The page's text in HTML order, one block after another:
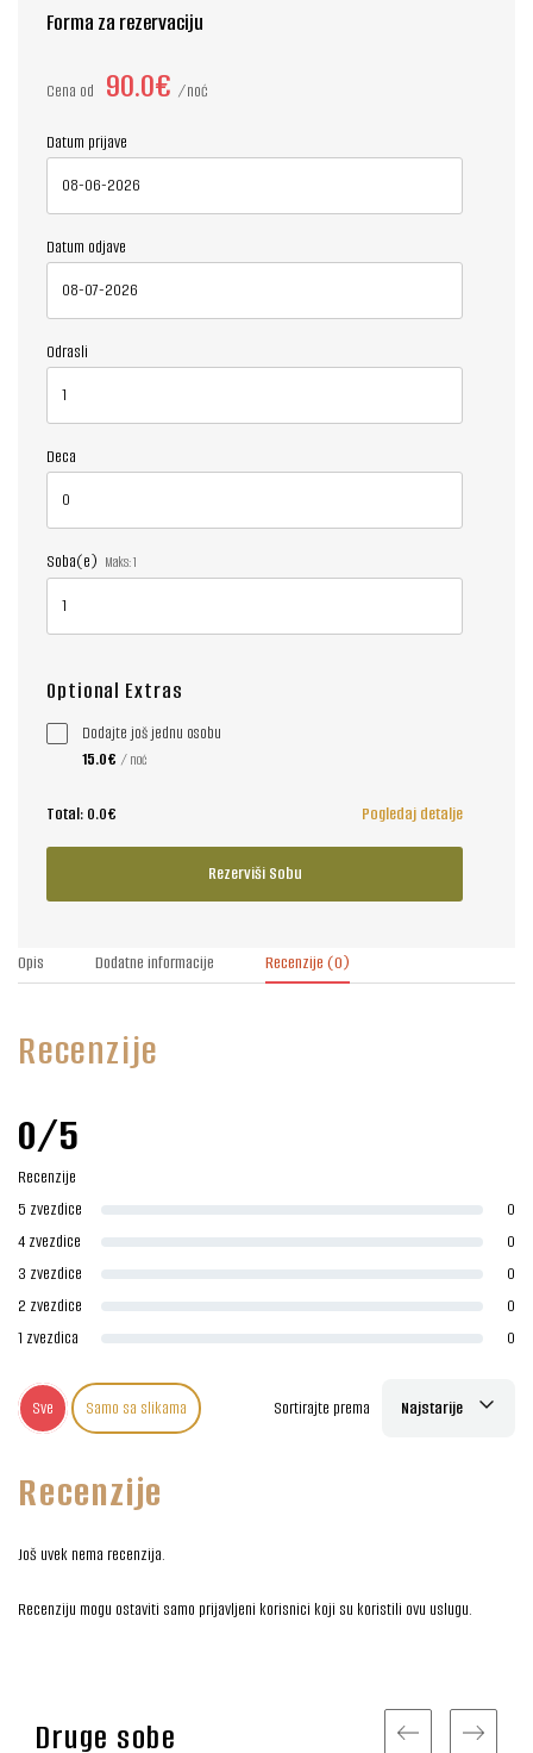
Opis Dodatne informacije Recenzije (0)
Recenzije
0/5
Recenzije
5 zvezdice
0
4 zvezdice
0
3 zvezdice
0
2 zvezdice
0
1 zvezdica
0
Sve Samo sa slikama Sortirajte prema Najstarije
Recenzije
Još uvek nema recenzija.
Recenziju mogu ostaviti samo prijavljeni korisnici koji su koristili ovu uslugu.
Forma za rezervaciju
Cena od 90.0€ noć
Datum prijave
Datum odjave
Odrasli
Deca
Soba(e) Maks:1
Optional Extras
Dodajte još jednu osobu
15.0€ / noć
Total: 0.0€ Pogledaj detalje
Rezerviši Sobu
Druge sobe